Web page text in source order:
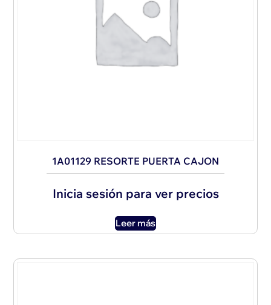
1A01129 RESORTE PUERTA CAJON
Inicia sesión para ver precios
Leer más